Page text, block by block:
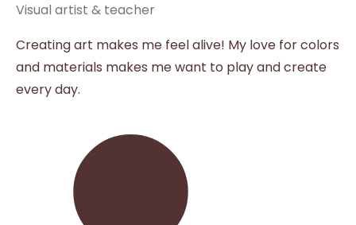
Visual artist & teacher
Creating art makes me feel alive! My love for colors
and materials makes me want to play and create
every day.